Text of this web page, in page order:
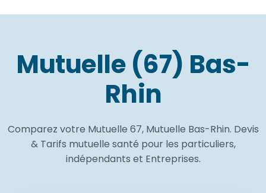
Mutuelle (67) Bas-
Rhin
Comparez votre Mutuelle 67, Mutuelle Bas-Rhin. Devis
& Tarifs mutuelle santé pour les particuliers,
indépendants et Entreprises.